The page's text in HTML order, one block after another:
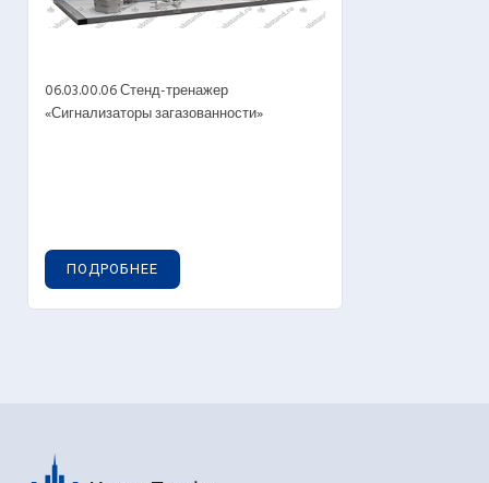
06.03.00.06 Стенд-тренажер
«Сигнализаторы загазованности»
ПОДРОБНЕЕ